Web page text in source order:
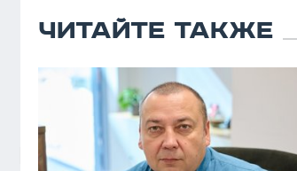
ЧИТАЙТЕ ТАКЖЕ